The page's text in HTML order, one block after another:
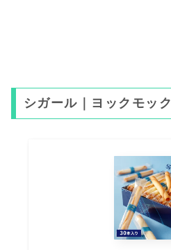
シガール｜ヨックモック